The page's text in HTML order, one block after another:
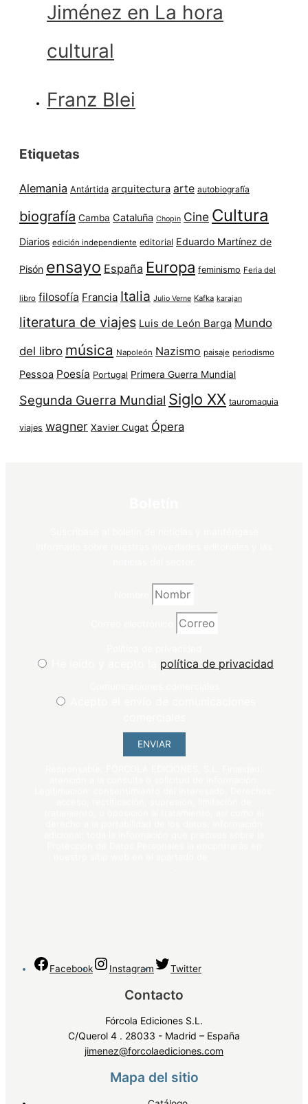
Jiménez en La hora
cultural
Franz Blei
Etiquetas
Alemania Antártida arquitectura arte autobiografía
biografía Camba Cataluña Chopin Cine Cultura
Diarios edición independiente editorial Eduardo Martínez de
Pisón ensayo España Europa feminismo Feria del
libro filosofía Francia Italia Julio Verne Kafka karajan
literatura de viajes Luis de León Barga Mundo
del libro música Napoleón Nazismo paisaje periodismo
Pessoa Poesía Portugal Primera Guerra Mundial
Segunda Guerra Mundial Siglo XX tauromaquia
viajes wagner Xavier Cugat Ópera
política de privacidad
ENVIAR
Facebook Instagram Twitter
Contacto
Fórcola Ediciones S.L.
C/Querol 4 . 28033 - Madrid – España
jimenez@forcolaediciones.com
Mapa del sitio